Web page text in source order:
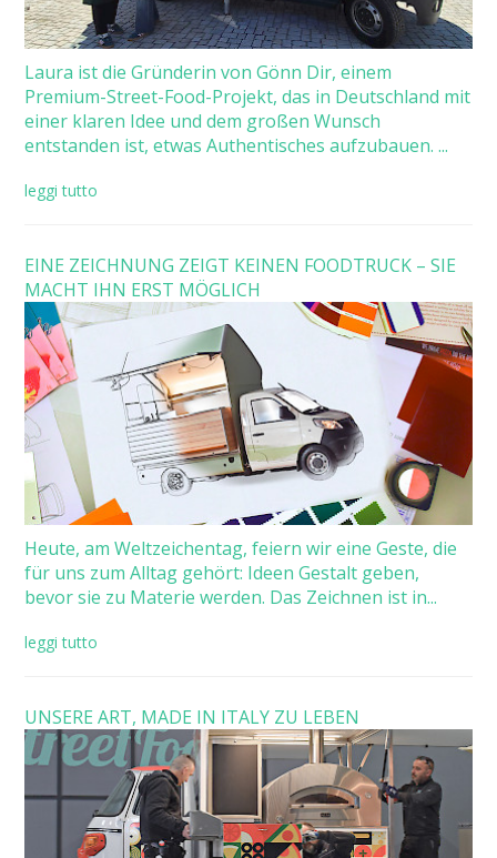
Laura ist die Gründerin von Gönn Dir, einem
Premium-Street-Food-Projekt, das in Deutschland mit
einer klaren Idee und dem großen Wunsch
entstanden ist, etwas Authentisches aufzubauen. ...
leggi tutto
EINE ZEICHNUNG ZEIGT KEINEN FOODTRUCK – SIE
MACHT IHN ERST MÖGLICH
Heute, am Weltzeichentag, feiern wir eine Geste, die
für uns zum Alltag gehört: Ideen Gestalt geben,
bevor sie zu Materie werden. Das Zeichnen ist in...
leggi tutto
UNSERE ART, MADE IN ITALY ZU LEBEN